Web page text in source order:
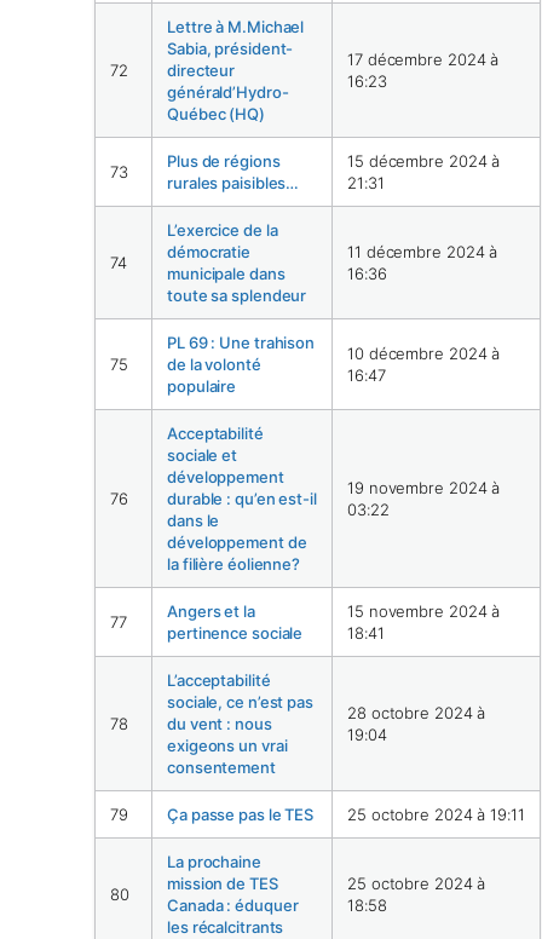
72
Lettre à M.Michael
Sabia, président-
directeur
générald’Hydro-
Québec (HQ)
17 décembre 2024 à
16:23
73
Plus de régions
rurales paisibles…
15 décembre 2024 à
21:31
74
L’exercice de la
démocratie
municipale dans
toute sa splendeur
11 décembre 2024 à
16:36
75
PL 69 : Une trahison
de la volonté
populaire
10 décembre 2024 à
16:47
76
Acceptabilité
sociale et
développement
durable : qu’en est-il
dans le
développement de
la filière éolienne?
19 novembre 2024 à
03:22
77
Angers et la
pertinence sociale
15 novembre 2024 à
18:41
78
L’acceptabilité
sociale, ce n’est pas
du vent : nous
exigeons un vrai
consentement
28 octobre 2024 à
19:04
79 Ça passe pas le TES 25 octobre 2024 à 19:11
80
La prochaine
mission de TES
Canada : éduquer
les récalcitrants
25 octobre 2024 à
18:58